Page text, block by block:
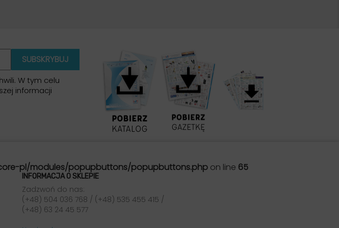
W tym celu
informacji
pl/modules/popupbuttons/popupbuttons.php on line 65
INFORMACJA O SKLEPIE
Zadzwoń do nas:
(+48) 504 036 768 / (+48) 535 455 415 /
(+48) 63 24 45 577